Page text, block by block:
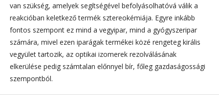
van szükség, amelyek segítségével befolyásolhatóvá válik a
reakcióban keletkező termék sztereokémiája. Egyre inkább
fontos szempont ez mind a vegyipar, mind a gyógyszeripar
számára, mivel ezen iparágak termékei közé rengeteg királis
vegyület tartozik, az optikai izomerek rezolválásának
elkerülése pedig számtalan előnnyel bír, főleg gazdaságossági
szempontból.